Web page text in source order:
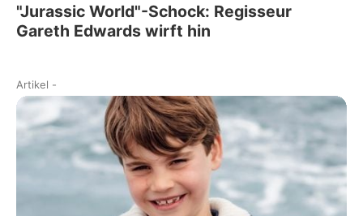
"Jurassic World"-Schock: Regisseur
Gareth Edwards wirft hin
Artikel -